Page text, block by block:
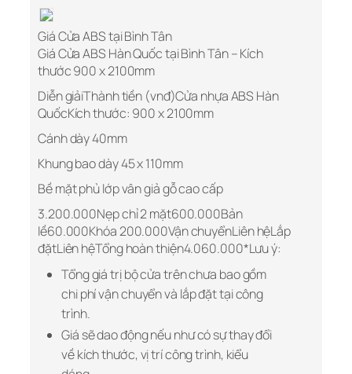
Giá Cửa ABS tại Bình Tân
Giá Cửa ABS Hàn Quốc tại Bình Tân – Kích
thước 900 x 2100mm
Diễn giảiThành tiền (vnđ)Cửa nhựa ABS Hàn
QuốcKích thước: 900 x 2100mm
Cánh dày 40mm
Khung bao dày 45 x 110mm
Bề mặt phủ lớp vân giả gỗ cao cấp
3.200.000Nẹp chỉ 2 mặt600.000Bản
lề60.000Khóa 200.000Vận chuyểnLiên hệLắp
đặtLiên hệTổng hoàn thiện4.060.000*Lưu ý:
Tổng giá trị bộ cửa trên chưa bao gồm
chi phí vận chuyển và lắp đặt tại công
trình.
Giá sẽ dao động nếu như có sự thay đổi
về kích thước, vị trí công trình, kiểu